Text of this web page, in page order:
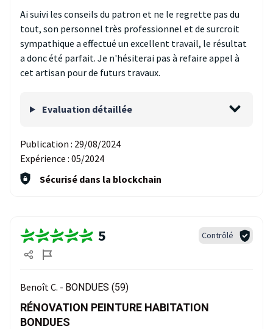
Ai suivi les conseils du patron et ne le regrette pas du
tout, son personnel très professionnel et de surcroit
sympathique a effectué un excellent travail, le résultat
a donc été parfait. Je n'hésiterai pas à refaire appel à
cet artisan pour de futurs travaux.
Evaluation détaillée
Publication : 29/08/2024
Expérience : 05/2024
Sécurisé dans la blockchain
5 Contrôlé
Benoît C. - BONDUES (59)
RÉNOVATION PEINTURE HABITATION
BONDUES